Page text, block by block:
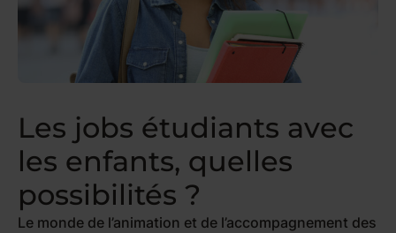
Les jobs étudiants avec
les enfants, quelles
possibilités ?
Le monde de l’animation et de l’accompagnement des